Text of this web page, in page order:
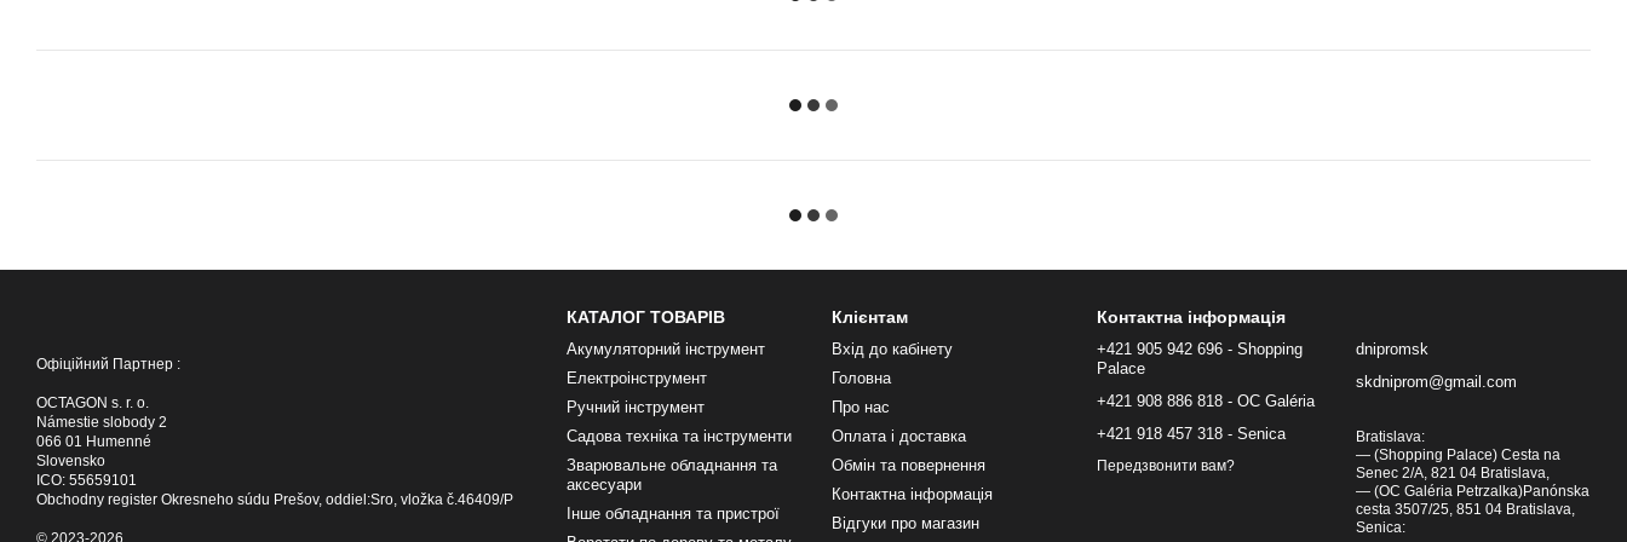
Офіційний Партнер :
OCTAGON s. r. o.
Námestie slobody 2
066 01 Humenné
Slovensko
ICO: 55659101
Obchodny register Okresneho súdu Prešov, oddiel:Sro, vložka č.46409/P
© 2023-2026
КАТАЛОГ ТОВАРІВ
Акумуляторний інструмент
Електроінструмент
Ручний інструмент
Садова техніка та інструменти
Зварювальне обладнання та
аксесуари
Інше обладнання та пристрої
Клієнтам
Вхід до кабінету
Головна
Про нас
Оплата і доставка
Обмін та повернення
Контактна інформація
Відгуки про магазин
Контактна інформація
+421 905 942 696 - Shopping
Palace
+421 908 886 818 - OC Galéria
+421 918 457 318 - Senica
Передзвонити вам?
dnipromsk
skdniprom@gmail.com
Bratislava:
— (Shopping Palace) Cesta na
Senec 2/A, 821 04 Bratislava,
— (OC Galéria Petrzalka)Panónska
cesta 3507/25, 851 04 Bratislava,
Senica: